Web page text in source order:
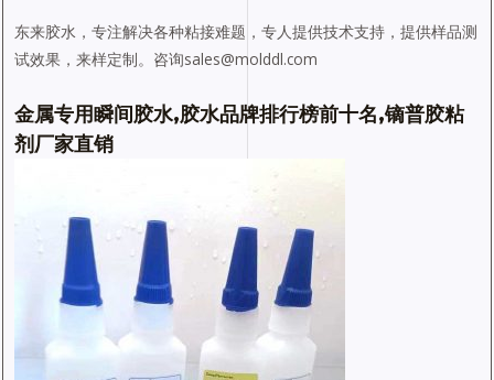
东来胶水，专注解决各种粘接难题，专人提供技术支持，提供样品测
试效果，来样定制。咨询sales@molddl.com
金属专用瞬间胶水,胶水品牌排行榜前十名,镝普胶粘
剂厂家直销